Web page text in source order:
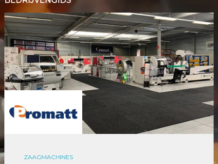
ZAAGMACHINES